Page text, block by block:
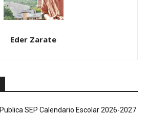
Eder Zarate
Publica SEP Calendario Escolar 2026-2027